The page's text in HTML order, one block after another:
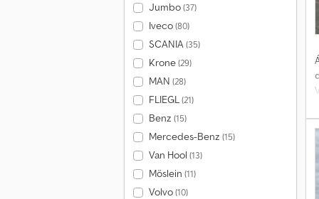
Jumbo(37)
Iveco(80)
SCANIA(35)
Krone(29)
MAN (28)
FLIEGL(21)
Benz (15)
Mercedes-Benz (15)
Van Hool (13)
Möslein (11)
Volvo(10)